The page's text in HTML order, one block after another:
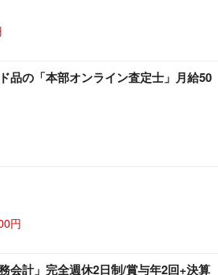
品の「本部オンライン査定士」月給50
円
会計」完全週休2日制/賞与年2回+決算